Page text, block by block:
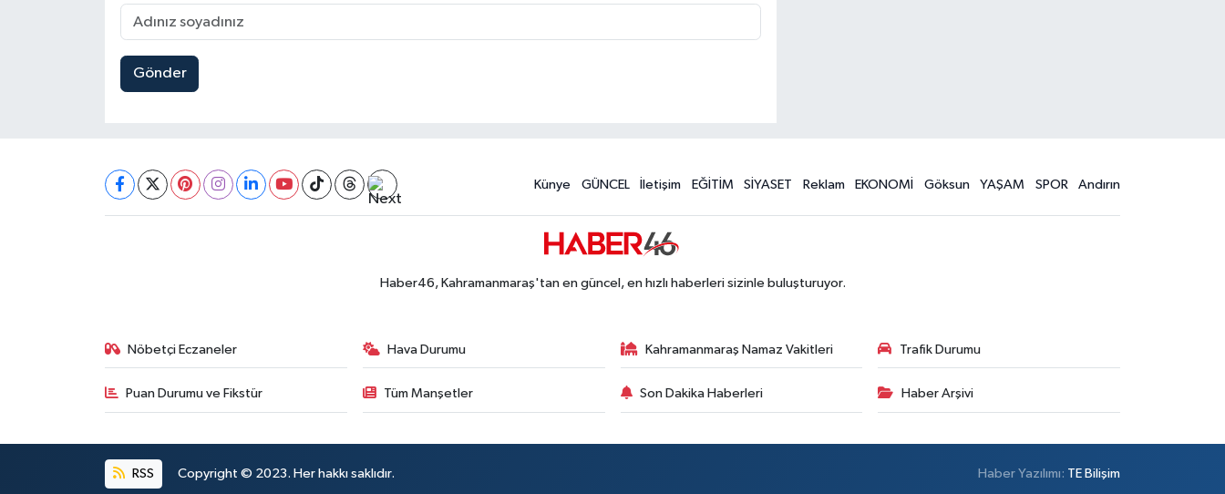
Gönder
Künye GÜNCEL İletişim EĞİTİM SİYASET Reklam EKONOMİ Göksun YAŞAM SPOR Andırın
Haber46, Kahramanmaraş'tan en güncel, en hızlı haberleri sizinle buluşturuyor.
Nöbetçi Eczaneler Hava Durumu Kahramanmaraş Namaz Vakitleri Trafik Durumu
Puan Durumu ve Fikstür Tüm Manşetler Son Dakika Haberleri Haber Arşivi
RSS Copyright © 2023. Her hakkı saklıdır. Haber Yazılımı: TE Bilişim